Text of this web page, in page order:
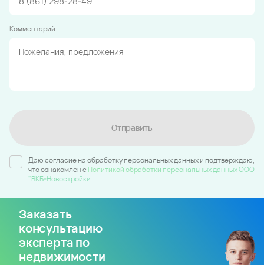
Комментарий
Отправить
Даю согласие на обработку персональных данных и подтверждаю,
что ознакомлен c Политикой обработки персональных данных ООО
"ВКБ-Новостройки
Заказать
консультацию
эксперта по
недвижимости